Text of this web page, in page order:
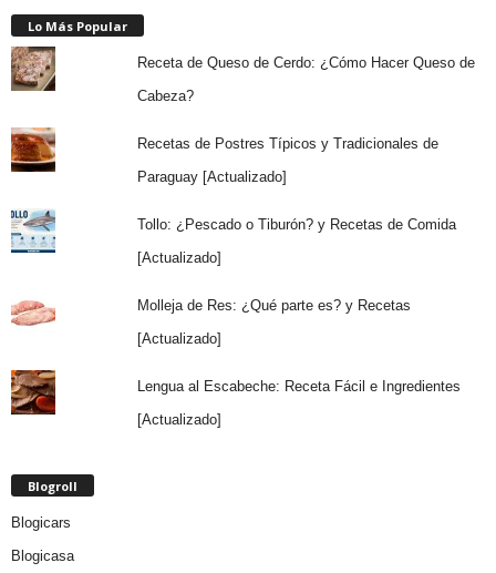
Lo Más Popular
Receta de Queso de Cerdo: ¿Cómo Hacer Queso de
Cabeza?
Recetas de Postres Típicos y Tradicionales de
Paraguay [Actualizado]
Tollo: ¿Pescado o Tiburón? y Recetas de Comida
[Actualizado]
Molleja de Res: ¿Qué parte es? y Recetas
[Actualizado]
Lengua al Escabeche: Receta Fácil e Ingredientes
[Actualizado]
Blogroll
Blogicars
Blogicasa